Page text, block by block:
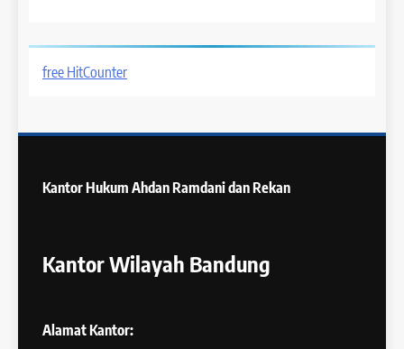
free HitCounter
Kantor Hukum Ahdan Ramdani dan Rekan
Kantor Wilayah Bandung
Alamat Kantor: